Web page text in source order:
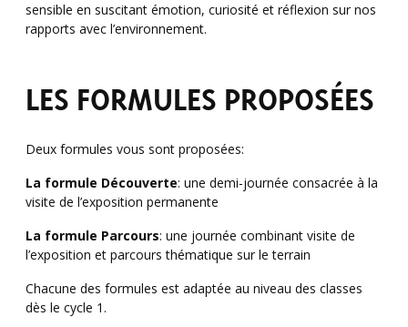
sensible en suscitant émotion, curiosité et réflexion sur nos
rapports avec l’environnement.
LES FORMULES PROPOSÉES
Deux formules vous sont proposées:
La formule Découverte: une demi-journée consacrée à la
visite de l’exposition permanente
La formule Parcours: une journée combinant visite de
l’exposition et parcours thématique sur le terrain
Chacune des formules est adaptée au niveau des classes
dès le cycle 1.